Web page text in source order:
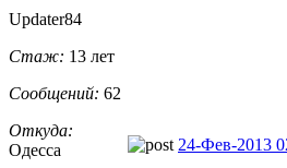
Updater84
Стаж: 13 лет
Сообщений: 62
Откуда:
Одесса
24-Фев-2013